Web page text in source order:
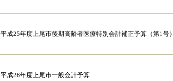
平成25年度上尾市後期高齢者医療特別会計補正予算（第1号）
平成26年度上尾市一般会計予算